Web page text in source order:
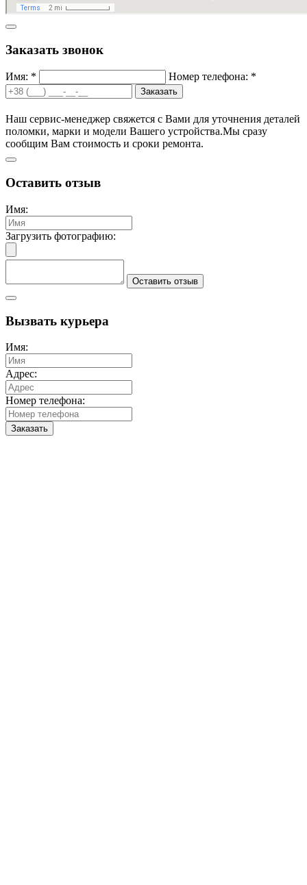
Заказать звонок
Имя: * Номер телефона: *
Заказать
Наш сервис-менеджер свяжется с Вами для уточнения деталей
поломки, марки и модели Вашего устройства.Мы сразу
сообщим Вам стоимость и сроки ремонта.
Оставить отзыв
Имя:
Загрузить фотографию:
Оставить отзыв
Вызвать курьера
Имя:
Адрес:
Номер телефона:
Заказать